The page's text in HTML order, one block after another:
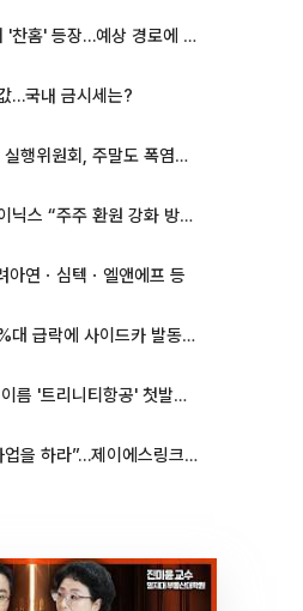
태풍 '돌핀' 이어 '찬홈' 등장…예상 경로에 한국 '한숨'
…국내 금시세는?
오늘 KBO 긴급 실행위원회, 주말도 폭염취소 될까
삼성전자·SK하이닉스 “주주 환원 강화 방안 마련”
아연ㆍ심텍ㆍ엘앤에프 등
코스피, 장중 5%대 급락에 사이드카 발동…삼성·SK 동반 폭락
티웨이항공, 새 이름 '트리니티항공' 첫발…SSC 전략 본격화
트럼프 “자석 사업을 하라”…제이에스링크, 비중국 영구자석 공급망 구축 속도